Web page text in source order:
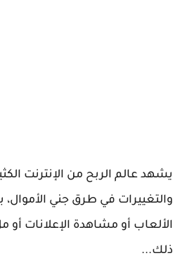
يشهد عالم الربح من الإنترنت
والتغييرات في طرق جني
الألعاب أو مشاهدة الإعلانات أو
ذلك...